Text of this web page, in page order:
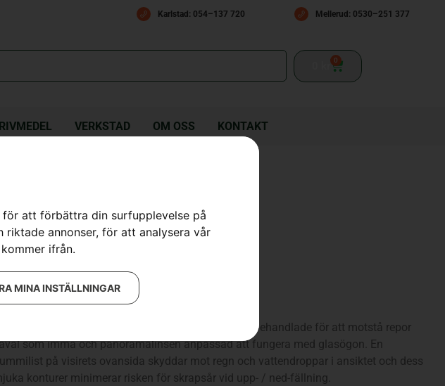
att förbättra din surfupplevelse på
annonser, för att analysera vår
ifrån.
MINA INSTÄLLNINGAR
Karlstad: 054–137 720 Mellerud: 0530–251 377
kr 0
VERKSTAD OM OSS KONTAKT
– Arboristhjälm
598862301
kr
Visir som passar arboristhjälm Spire Vent. Visiren är behandlade för att motstå repor
som imma och panoramalinsen anpassad att fungera med glasögon. En
på visirets ovansida skyddar mot regn och vattendroppar i ansiktet och dess
konturer minimerar risken för skrapsår vid upp- / ned-fällning.